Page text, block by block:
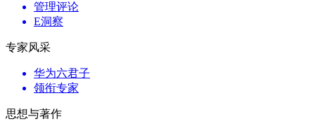
管理评论
E洞察
专家风采
华为六君子
领衔专家
思想与著作